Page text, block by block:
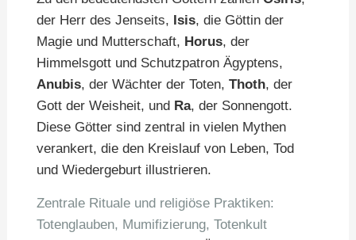
der Herr des Jenseits, Isis, die Göttin der
Magie und Mutterschaft, Horus, der
Himmelsgott und Schutzpatron Ägyptens,
Anubis, der Wächter der Toten,Thoth, der
Gott der Weisheit, und Ra, der Sonnengott.
Diese Götter sind zentral in vielen Mythen
verankert, die den Kreislauf von Leben, Tod
und Wiedergeburt illustrieren.
Zentrale Rituale und religiöse Praktiken:
Totenglauben, Mumifizierung, Totenkult